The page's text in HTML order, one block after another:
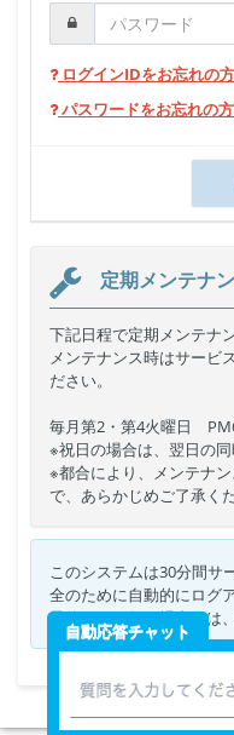
ログインIDをお忘れの
パスワードをお忘れの
定期メンテナ
下記日程で定期メンテナ
メンテナンス時はサービ
ださい。
毎月第2・第4火曜日
※祝日の場合は、翌日の同
※都合により、メンテナ
で、あらかじめご了承くだ
このシステムは30分間サ
全のために自動的にログ
予約などを行う場合には
自動応答チャット